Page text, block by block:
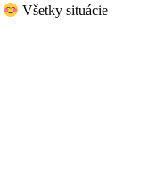
Všetky situácie